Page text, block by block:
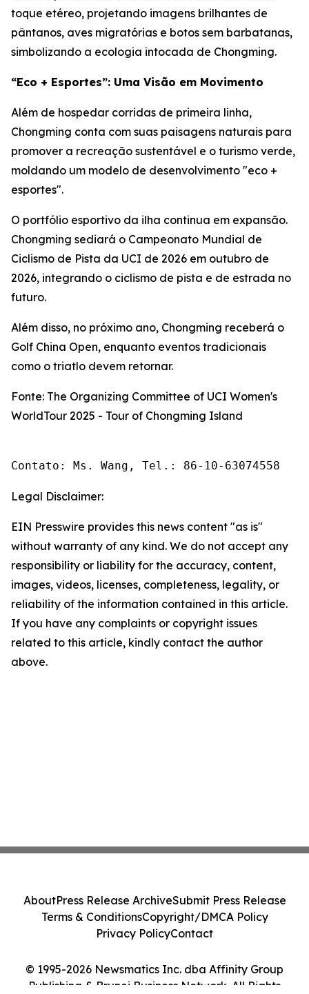
toque etéreo, projetando imagens brilhantes de
pântanos, aves migratórias e botos sem barbatanas,
simbolizando a ecologia intocada de Chongming.
“Eco + Esportes”: Uma Visão em Movimento
Além de hospedar corridas de primeira linha,
Chongming conta com suas paisagens naturais para
promover a recreação sustentável e o turismo verde,
moldando um modelo de desenvolvimento "eco +
esportes".
O portfólio esportivo da ilha continua em expansão.
Chongming sediará o Campeonato Mundial de
Ciclismo de Pista da UCI de 2026 em outubro de
2026, integrando o ciclismo de pista e de estrada no
futuro.
Além disso, no próximo ano, Chongming receberá o
Golf China Open, enquanto eventos tradicionais
como o triatlo devem retornar.
Fonte: The Organizing Committee of UCI Women's
WorldTour 2025 - Tour of Chongming Island
Contato: Ms. Wang, Tel.: 86-10-63074558
Legal Disclaimer:
EIN Presswire provides this news content "as is"
without warranty of any kind. We do not accept any
responsibility or liability for the accuracy, content,
images, videos, licenses, completeness, legality, or
reliability of the information contained in this article.
If you have any complaints or copyright issues
related to this article, kindly contact the author
above.
© 1995-2026 Newsmatics Inc. dba Affinity Group
Publishing & Brunei Business Network. All Rights
AboutPress Release ArchiveSubmit Press Release
Terms & ConditionsCopyright/DMCA Policy
Privacy PolicyContact